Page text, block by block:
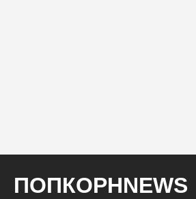
ПОПКОРНNEWS